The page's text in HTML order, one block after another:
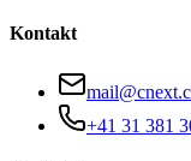
Kontakt
+41 31 381